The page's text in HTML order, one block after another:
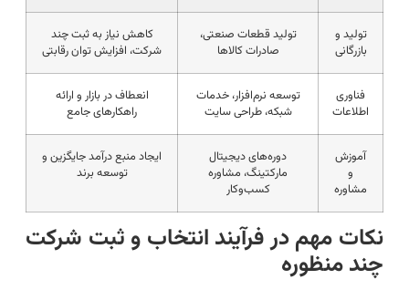
تولید و
بازرگانی
تولید قطعات صنعتی،
صادرات کالاها
کاهش نیاز به ثبت چند
شرکت، افزایش توان رقابتی
فناوری
اطلاعات
توسعه نرم‌افزار، خدمات
شبکه، طراحی سایت
انعطاف در بازار و ارائه
راهکارهای جامع
آموزش
و
مشاوره
دوره‌های دیجیتال
مارکتینگ، مشاوره
کسب‌وکار
ایجاد منبع درآمد جایگزین و
توسعه برند
نکات مهم در فرآیند انتخاب و ثبت شرکت
چند منظوره